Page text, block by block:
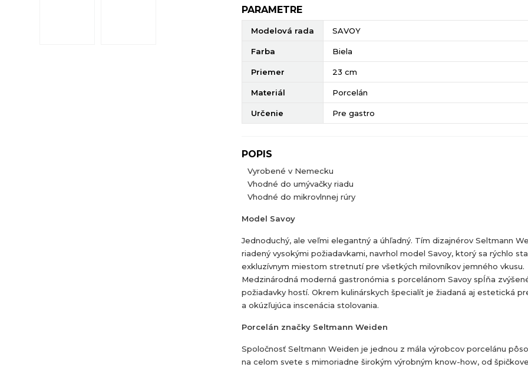
PARAMETRE
Modelová rada SAVOY
Farba Biela
Priemer 23 cm
Materiál Porcelán
Určenie Pre gastro
POPIS
Vyrobené v Nemecku
Vhodné do umývačky riadu
Vhodné do mikrovlnnej rúry
Model Savoy
Jednoduchý, ale veľmi elegantný a úhľadný. Tím dizajnérov Seltmann
riadený vysokými požiadavkami, navrhol model Savoy, ktorý sa rýchlo
exkluzívnym miestom stretnutí pre všetkých milovníkov jemného vkusu.
Medzinárodná moderná gastronómia s porcelánom Savoy spĺňa
požiadavky hostí. Okrem kulinárskych špecialít je žiadaná aj estetická
a okúzľujúca inscenácia stolovania.
Porcelán značky Seltmann Weiden
Spoločnosť Seltmann Weiden je jednou z mála výrobcov porcelánu
na celom svete s mimoriadne širokým výrobným know-how, od